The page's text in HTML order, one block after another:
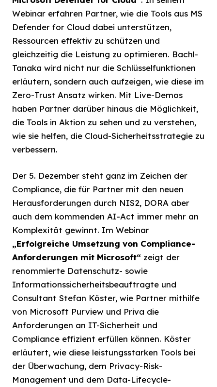
Webinar erfahren Partner, wie die Tools aus MS
Defender for Cloud dabei unterstützen,
Ressourcen effektiv zu schützen und
gleichzeitig die Leistung zu optimieren. Bachl-
Tanaka wird nicht nur die Schlüsselfunktionen
erläutern, sondern auch aufzeigen, wie diese im
Zero-Trust Ansatz wirken. Mit Live-Demos
haben Partner darüber hinaus die Möglichkeit,
die Tools in Aktion zu sehen und zu verstehen,
wie sie helfen, die Cloud-Sicherheitsstrategie zu
verbessern.
Der 5. Dezember steht ganz im Zeichen der
Compliance, die für Partner mit den neuen
Herausforderungen durch NIS2, DORA aber
auch dem kommenden AI-Act immer mehr an
Komplexität gewinnt. Im Webinar
„Erfolgreiche Umsetzung von Compliance-
Anforderungen mit Microsoft“ zeigt der
renommierte Datenschutz- sowie
Informationssicherheitsbeauftragte und
Consultant Stefan Köster, wie Partner mithilfe
von Microsoft Purview und Priva die
Anforderungen an IT-Sicherheit und
Compliance effizient erfüllen können. Köster
erläutert, wie diese leistungsstarken Tools bei
der Überwachung, dem Privacy-Risk-
Management und dem Data-Lifecycle-